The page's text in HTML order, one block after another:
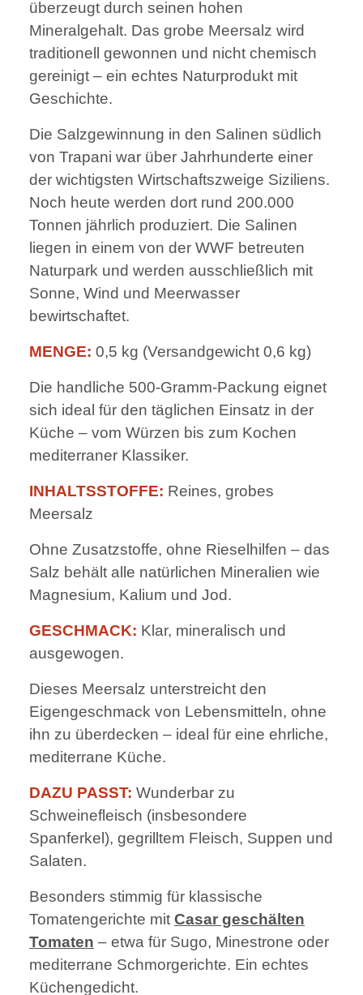
überzeugt durch seinen hohen
Mineralgehalt. Das grobe Meersalz wird
traditionell gewonnen und nicht chemisch
gereinigt – ein echtes Naturprodukt mit
Geschichte.
Die Salzgewinnung in den Salinen südlich
von Trapani war über Jahrhunderte einer
der wichtigsten Wirtschaftszweige Siziliens.
Noch heute werden dort rund 200.000
Tonnen jährlich produziert. Die Salinen
liegen in einem von der WWF betreuten
Naturpark und werden ausschließlich mit
Sonne, Wind und Meerwasser
bewirtschaftet.
MENGE: 0,5 kg (Versandgewicht 0,6 kg)
Die handliche 500-Gramm-Packung eignet
sich ideal für den täglichen Einsatz in der
Küche – vom Würzen bis zum Kochen
mediterraner Klassiker.
INHALTSSTOFFE: Reines, grobes
Meersalz
Ohne Zusatzstoffe, ohne Rieselhilfen – das
Salz behält alle natürlichen Mineralien wie
Magnesium, Kalium und Jod.
GESCHMACK: Klar, mineralisch und
ausgewogen.
Dieses Meersalz unterstreicht den
Eigengeschmack von Lebensmitteln, ohne
ihn zu überdecken – ideal für eine ehrliche,
mediterrane Küche.
DAZU PASST: Wunderbar zu
Schweinefleisch (insbesondere
Spanferkel), gegrilltem Fleisch, Suppen und
Salaten.
Besonders stimmig für klassische
Tomatengerichte mit Casar geschälten
Tomaten – etwa für Sugo, Minestrone oder
mediterrane Schmorgerichte. Ein echtes
Küchengedicht.